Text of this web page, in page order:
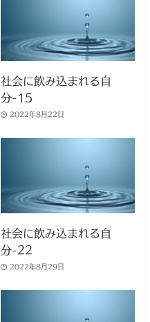
社会に飲み込まれる自
分-15
2022年8月22日
社会に飲み込まれる自
分-22
2022年8月29日